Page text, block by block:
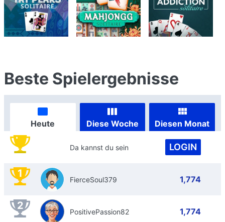
Beste Spielergebnisse
Heute Diese Woche Diesen Monat
Da kannst du sein LOGIN
1 FierceSoul379 1,774
2 PositivePassion82 1,774